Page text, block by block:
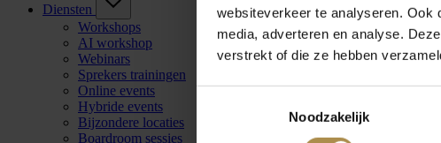
websiteverkeer te analyseren. Ook
media, adverteren en analyse.
verstrekt of die ze hebben
Noodzakelijk
Diensten
Workshops
AI workshop
Webinars
Sprekers trainingen
Online events
Hybride events
Bijzondere locaties
Boardroom sessies